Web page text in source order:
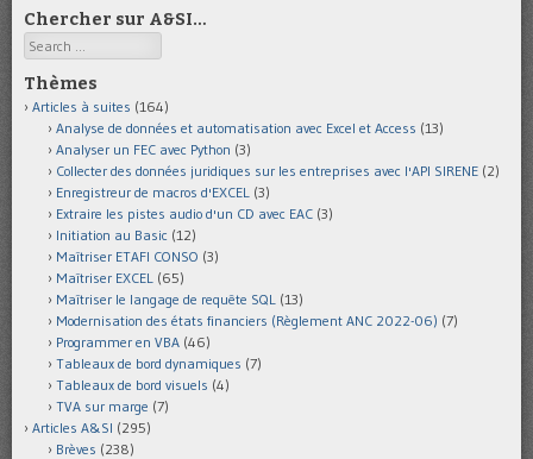
Chercher sur A&SI…
Search
Thèmes
Articles à suites (164)
Analyse de données et automatisation avec Excel et Access (13)
Analyser un FEC avec Python (3)
Collecter des données juridiques sur les entreprises avec l'API SIRENE (2)
Enregistreur de macros d'EXCEL (3)
Extraire les pistes audio d'un CD avec EAC (3)
Initiation au Basic (12)
Maîtriser ETAFI CONSO (3)
Maîtriser EXCEL (65)
Maîtriser le langage de requête SQL (13)
Modernisation des états financiers (Règlement ANC 2022-06) (7)
Programmer en VBA (46)
Tableaux de bord dynamiques (7)
Tableaux de bord visuels (4)
TVA sur marge (7)
Articles A&SI (295)
Brèves (238)